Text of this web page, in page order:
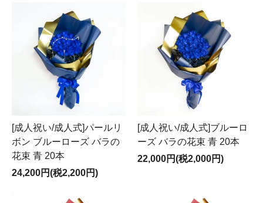
[成人祝い/成人式]パールリ
ボン ブルーローズ バラの
花束 青 20本
24,200円(税2,200円)
[成人祝い/成人式]ブルーロ
ーズ バラの花束 青 20本
22,000円(税2,000円)